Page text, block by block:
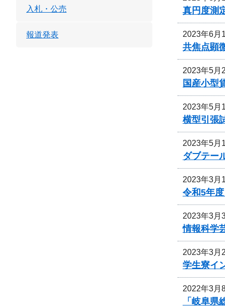
真円度測
2023年6月
共焦点顕
2023年5月
国産小型
2023年5月
横型引張
2023年5月
ダブテー
2023年3月
令和5年
2023年3月
情報科学
2023年3月
学生寮イ
2022年3月
「岐阜
入札・公売
報道発表